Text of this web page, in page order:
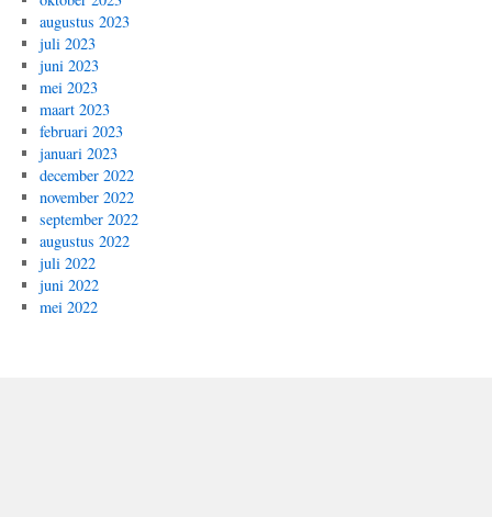
augustus 2023
juli 2023
juni 2023
mei 2023
maart 2023
februari 2023
januari 2023
december 2022
november 2022
september 2022
augustus 2022
juli 2022
juni 2022
mei 2022